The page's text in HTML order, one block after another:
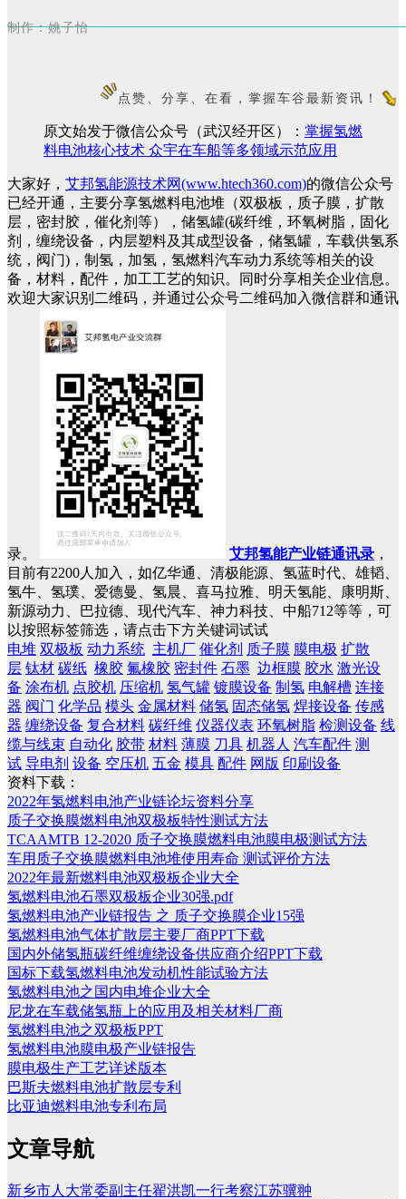
制作：姚子怡
点赞、分享、在看，掌握车谷最新资讯！
原文始发于微信公众号（武汉经开区）： 掌握氢燃
料电池核心技术 众宇在车船等多领域示范应用
大家好， 艾邦氢能源技术网(www.htech360.com)的微信公众号
已经开通，主要分享氢燃料电池堆（双极板，质子膜，扩散
层，密封胶，催化剂等），储氢罐(碳纤维，环氧树脂，固化
剂，缠绕设备，内层塑料及其成型设备，储氢罐，车载供氢系
统，阀门)，制氢，加氢，氢燃料汽车动力系统等相关的设
备，材料，配件，加工工艺的知识。同时分享相关企业信息。
欢迎大家识别二维码，并通过公众号二维码加入微信群和通讯
录。 艾邦氢能产业链通讯录 ，
目前有2200人加入，如亿华通、清极能源、氢蓝时代、雄韬、
氢牛、氢璞、爱德曼、氢晨、喜马拉雅、明天氢能、康明斯、
新源动力、巴拉德、现代汽车、神力科技、中船712等等，可
以按照标签筛选，请点击下方关键词试试
电堆 双极板 动力系统 主机厂 催化剂 质子膜 膜电极 扩散
层 钛材 碳纸 橡胶 氟橡胶 密封件 石墨 边框膜 胶水 激光设
备 涂布机 点胶机 压缩机 氢气罐 镀膜设备 制氢 电解槽 连接
器 阀门 化学品 模头 金属材料 储氢 固态储氢 焊接设备 传感
器 缠绕设备 复合材料 碳纤维 仪器仪表 环氧树脂 检测设备 线
缆与线束 自动化 胶带 材料 薄膜 刀具 机器人 汽车配件 测
试 导电剂 设备 空压机 五金 模具 配件 网版 印刷设备
资料下载：
2022年氢燃料电池产业链论坛资料分享
质子交换膜燃料电池双极板特性测试方法
TCAAMTB 12-2020 质子交换膜燃料电池膜电极测试方法
车用质子交换膜燃料电池堆使用寿命 测试评价方法
2022年最新燃料电池双极板企业大全
氢燃料电池石墨双极板企业30强.pdf
氢燃料电池产业链报告 之 质子交换膜企业15强
氢燃料电池气体扩散层主要厂商PPT下载
国内外储氢瓶碳纤维缠绕设备供应商介绍PPT下载
国标下载氢燃料电池发动机性能试验方法
氢燃料电池之国内电堆企业大全
尼龙在车载储氢瓶上的应用及相关材料厂商
氢燃料电池之双极板PPT
氢燃料电池膜电极产业链报告
膜电极生产工艺详述版本
巴斯夫燃料电池扩散层专利
比亚迪燃料电池专利布局
文章导航
新乡市人大常委副主任翟洪凯一行考察江苏骥翀